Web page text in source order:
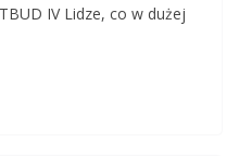
IV Lidze, co w dużej